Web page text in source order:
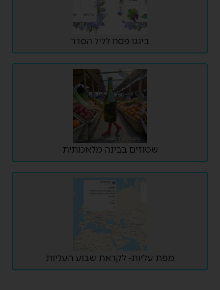
בינגו פסח לליל הסדר
שטוזים בבינה מלאכותית
מפת עליות- לקראת שבוע העליות